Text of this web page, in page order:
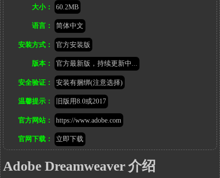
大小： 60.2MB
语言： 简体中文
安装方式： 官方安装版
版本： 官方最新版，持续更新中...
安全验证： 安装有捆绑(注意选择)
温馨提示： 旧版用8.0或2017
官方网站： https://www.adobe.com
官网下载： 立即下载
Adobe Dreamweaver 介绍